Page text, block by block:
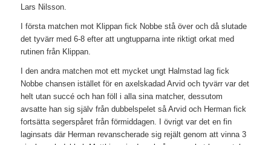
Lars Nilsson.
I första matchen mot Klippan fick Nobbe stå över och då slutade
det tyvärr med 6-8 efter att ungtupparna inte riktigt orkat med
rutinen från Klippan.
I den andra matchen mot ett mycket ungt Halmstad lag fick
Nobbe chansen istället för en axelskadad Arvid och tyvärr var det
helt utan succé och han föll i alla sina matcher, dessutom
avsatte han sig själv från dubbelspelet så Arvid och Herman fick
fortsätta segerspåret från förmiddagen. I övrigt var det en fin
laginsats där Herman revanscherade sig rejält genom att vinna 3